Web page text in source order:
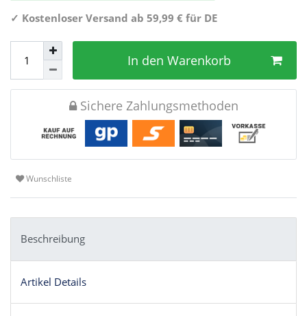
✓ Kostenloser Versand ab 59,99 € für DE
In den Warenkorb
Sichere Zahlungsmethoden
Wunschliste
Beschreibung
Artikel Details